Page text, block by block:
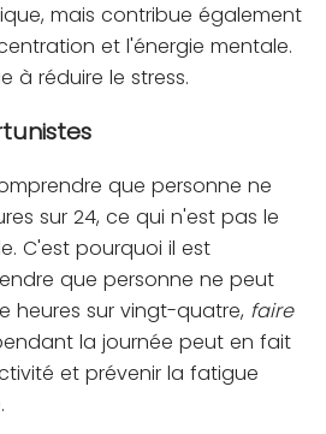
mais contribue également
et l'énergie mentale.
à réduire le stress.
que personne ne
sur 24, ce qui n'est pas le
C'est pourquoi il est
que personne ne peut
heures sur vingt-quatre, faire
la journée peut en fait
et prévenir la fatigue